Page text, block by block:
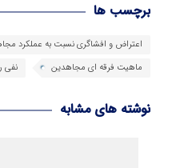
برچسب ها
اعتراض و افشاگری نسبت به عملکرد
ماهیت فرقه ای مجاهدین
نفی
نوشته های مشابه